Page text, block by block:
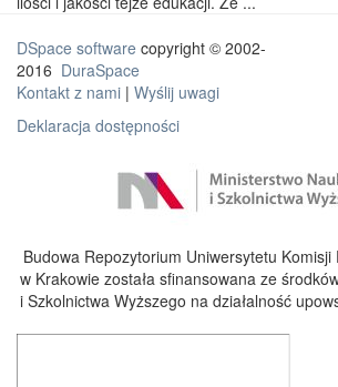
DSpace software copyright © 2002-
2016 DuraSpace
Kontakt z nami | Wyślij uwagi
Deklaracja dostępności
Budowa Repozytorium Uniwersytetu
w Krakowie została sfinansowana ze
i Szkolnictwa Wyższego na działalność